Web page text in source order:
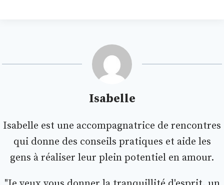
Isabelle
Isabelle est une accompagnatrice de rencontres
qui donne des conseils pratiques et aide les
gens à réaliser leur plein potentiel en amour.